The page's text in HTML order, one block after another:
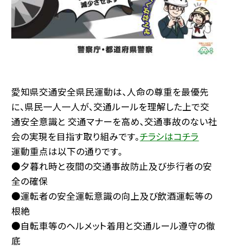
愛知県交通安全県民運動は、人命の尊重を最優先
に、県民一人一人が、交通ルールを理解した上で交
通安全意識と 交通マナーを高め、交通事故のない社
会の実現を目指す取り組みです。チラシはコチラ
運動重点は以下の通りです。
●夕暮れ時と夜間の交通事故防止及び歩行者の安
全の確保
●運転者の安全運転意識の向上及び飲酒運転等の
根絶
●自転車等のヘルメット着用と交通ルール遵守の徹
底